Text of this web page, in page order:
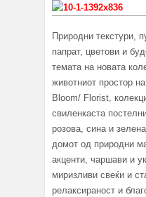
Природни текстури,
папрат, цветови и
темата на новата
животниот простор
Bloom/ Florist,
свиленкаста
розова, сина и
домот од природни
акценти, чаршави и
миризливи свеќи и
релаксираност и